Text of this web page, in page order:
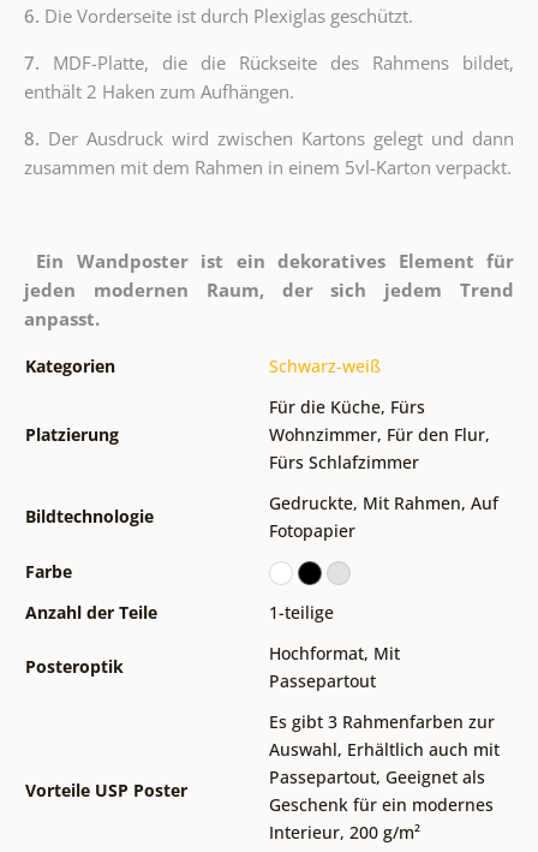
6. Die Vorderseite ist durch Plexiglas geschützt.
7. MDF-Platte, die die Rückseite des Rahmens bildet,
enthält 2 Haken zum Aufhängen.
8. Der Ausdruck wird zwischen Kartons gelegt und dann
zusammen mit dem Rahmen in einem 5vl-Karton verpackt.
Ein Wandposter ist ein dekoratives Element für
jeden modernen Raum, der sich jedem Trend
anpasst.
Kategorien Schwarz-weiß
Platzierung
Für die Küche, Fürs
Wohnzimmer, Für den Flur,
Fürs Schlafzimmer
Bildtechnologie
Gedruckte, Mit Rahmen, Auf
Fotopapier
Farbe
Anzahl der Teile
1-teilige
Posteroptik
Hochformat, Mit
Passepartout
Vorteile USP Poster
Es gibt 3 Rahmenfarben zur
Auswahl, Erhältlich auch mit
Passepartout, Geeignet als
Geschenk für ein modernes
Interieur, 200 g/m²